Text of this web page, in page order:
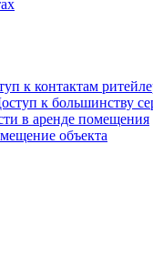
к контактам
к большинству
в аренде помещения
объекта